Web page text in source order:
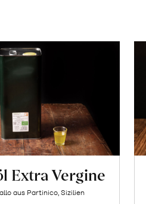
Extra Vergine
aus Partinico, Sizilien